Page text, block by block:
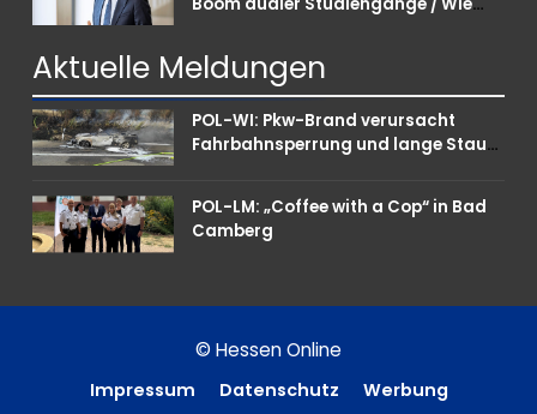
punkten können
Aktuelle Meldungen
POL-WI: Pkw-Brand verursacht
Fahrbahnsperrung und lange Staus
POL-LM: „Coffee with a Cop“ in Bad
Camberg
© Hessen Online
Impressum Datenschutz Werbung